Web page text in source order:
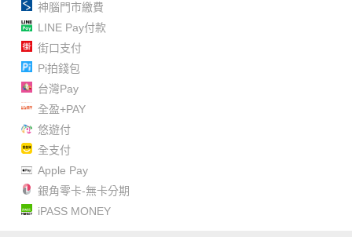
神腦門市繳費
LINE Pay付款
街口支付
Pi拍錢包
台灣Pay
全盈+PAY
悠遊付
全支付
Apple Pay
銀角零卡-無卡分期
iPASS MONEY